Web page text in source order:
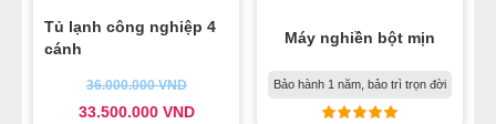
Tủ lạnh công nghiệp 4
cánh
36.000.000VND
33.500.000 VND
Máy nghiền bột mịn
Bảo hành 1 năm, bảo trì trọn đời